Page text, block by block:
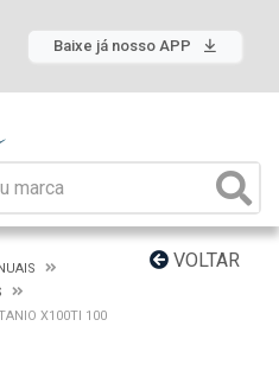
Baixe já nosso APP
VOLTAR
X100TI 100